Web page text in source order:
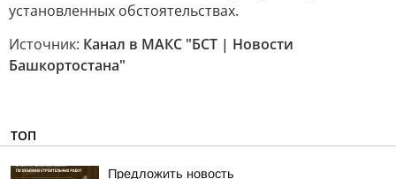
установленных обстоятельствах.
Источник: Канал в МАКС "БСТ | Новости
Башкортостана"
ТОП
Предложить новость